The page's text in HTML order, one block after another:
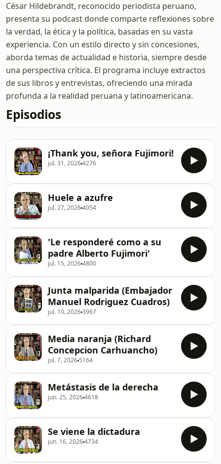
César Hildebrandt, reconocido periodista peruano,
presenta su podcast donde comparte reflexiones sobre
la verdad, la ética y la política, basadas en su vasta
experiencia. Con un estilo directo y sin concesiones,
aborda temas de actualidad e historia, siempre desde
una perspectiva crítica. El programa incluye extractos
de sus libros y entrevistas, ofreciendo una mirada
profunda a la realidad peruana y latinoamericana.
Episodios
¡Thank you, señora Fujimori!
jul. 31, 20264276
Huele a azufre
jul. 27, 20264054
'Le responderé como a su
padre Alberto Fujimori'
jul. 15, 20264800
Junta malparida (Embajador
Manuel Rodriguez Cuadros)
jul. 10, 20263967
Media naranja (Richard
Concepcion Carhuancho)
jul. 7, 2026 5164
Metástasis de la derecha
jun. 25, 20264618
Se viene la dictadura
jun. 16, 20264734